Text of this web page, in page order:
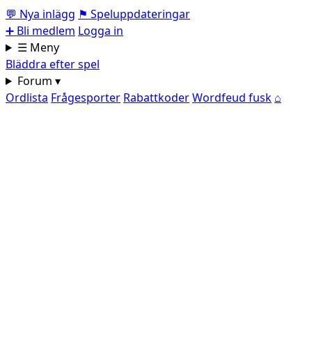
💬 Nya inlägg ⚑ Speluppdateringar
➕ Bli medlem Logga in
☰ Meny
Bläddra efter spel
Forum ▾
Ordlista Frågesporter RabattkoderWordfeud fusk ⌂